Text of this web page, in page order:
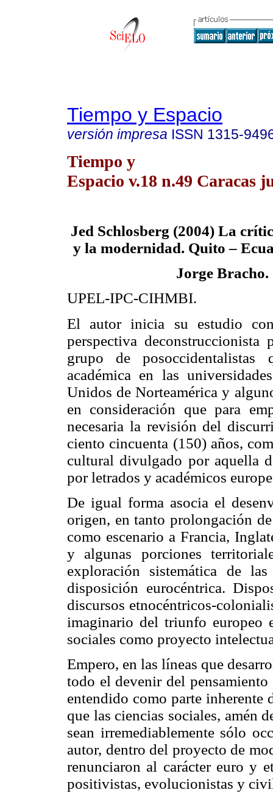
Tiempo y Espacio
versión impresa ISSN 1315-
Tiempo y
Espacio v.18 n.49 Caracas
Jed Schlosberg (2004) La
y la modernidad. Quito –
Jorge Bracho.
UPEL-IPC-CIHMBI.
El autor inicia su estudio
perspectiva deconstruccionista
grupo de posoccidentalistas
académica en las
Unidos de Norteamérica y
en consideración que para
necesaria la revisión del
ciento cincuenta (150) años,
cultural divulgado por aquella
por letrados y académicos
De igual forma asocia el
origen, en tanto prolongación
como escenario a Francia,
y algunas porciones
exploración sistemática de
disposición eurocéntrica.
discursos etnocéntricos-
imaginario del triunfo europeo
sociales como proyecto
Empero, en las líneas que
todo el devenir del
entendido como parte
que las ciencias sociales, amén
sean irremediablemente sólo
autor, dentro del proyecto de
renunciaron al carácter euro y
positivistas, evolucionistas y